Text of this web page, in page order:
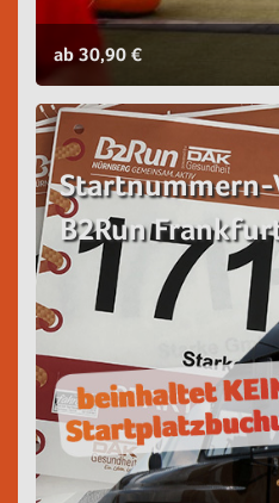
ab 30,90 €
Startnummern-
B2Run